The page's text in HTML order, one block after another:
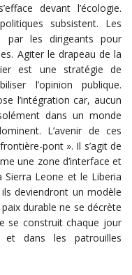
devant l’écologie.
subsistent. Les
par les dirigeants pour
Agiter le drapeau de la
est une stratégie de
l’opinion publique.
l’intégration car, aucun
dans un monde
L’avenir de ces
pont ». Il s’agit de
une zone d’interface et
Sierra Leone et le Liberia
deviendront un modèle
durable ne se décrète
se construit chaque jour
et dans les patrouilles